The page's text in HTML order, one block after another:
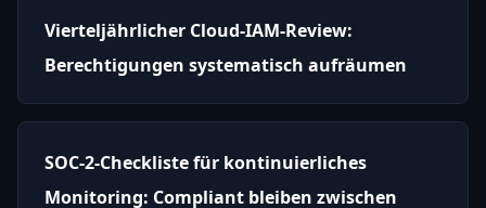
Vierteljährlicher Cloud-IAM-Review:
Berechtigungen systematisch aufräumen
SOC-2-Checkliste für kontinuierliches
Monitoring: Compliant bleiben zwischen